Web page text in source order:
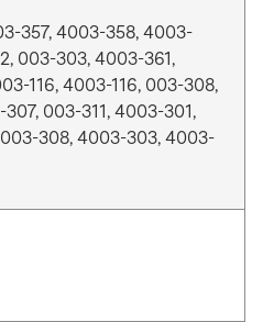
357, 4003-358, 4003-
003-303, 4003-361,
116, 4003-116, 003-308,
003-311, 4003-301,
308, 4003-303, 4003-